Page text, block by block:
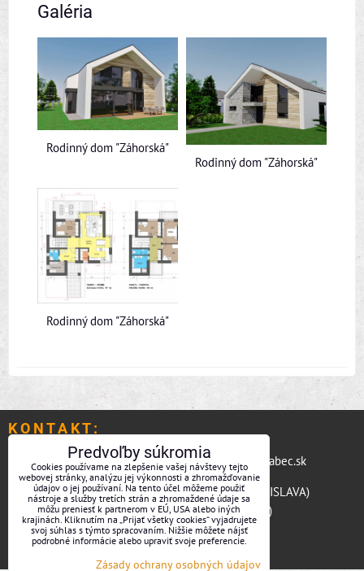
Galéria
Rodinný dom "Záhorská"
Rodinný dom "Záhorská"
Rodinný dom "Záhorská"
K O N T A K T :
mobil: +421 904 675 465 e-mail: posta@stefanvrabec.sk
pobočka BA: Borinka 349, 900 32 BORINKA (BRATISLAVA)
pobočka NR: Hradská 27, 941 06 Komjatice (NITRA)
pobočka ZA: Tatranská 4, 010 08 Žilina (ŽILINA)
Predvoľby súkromia
Cookies používame na zlepšenie vašej návštevy tejto
webovej stránky, analýzu jej výkonnosti a zhromažďovanie
údajov o jej používaní. Na tento účel môžeme použiť
nástroje a služby tretích strán a zhromaždené údaje sa
môžu preniesť k partnerom v EÚ, USA alebo iných
krajinách. Kliknutím na „Prijať všetky cookies“ vyjadrujete
svoj súhlas s týmto spracovaním. Nižšie môžete nájsť
podrobné informácie alebo upraviť svoje preferencie.
Zásady ochrany osobných údajov